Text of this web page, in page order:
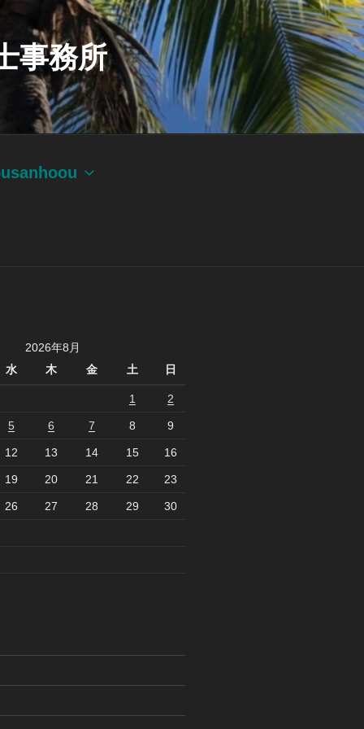
事務所
2026年8月
水
木 金 土 日
1 2
5 6 7 8 9
12 13 14 15 16
19 20 21 22 23
26 27 28 29 30